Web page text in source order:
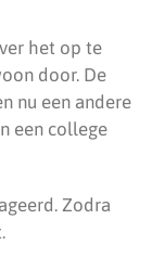
het op te
door. De
nu een andere
een college
Zodra